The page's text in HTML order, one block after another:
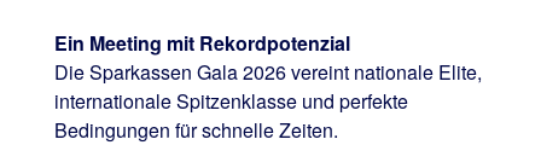
Ein Meeting mit Rekordpotenzial
Die Sparkassen Gala 2026 vereint nationale Elite,
internationale Spitzenklasse und perfekte
Bedingungen für schnelle Zeiten.